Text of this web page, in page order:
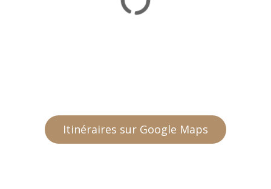
Itinéraires sur Google Maps